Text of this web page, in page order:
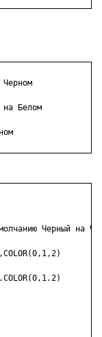
Черном
на Белом
Черный на